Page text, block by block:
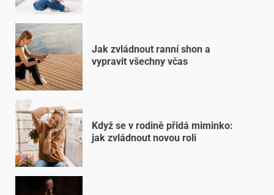
Jak zvládnout ranní shon a
vypravit všechny včas
Když se v rodině přidá miminko:
jak zvládnout novou roli